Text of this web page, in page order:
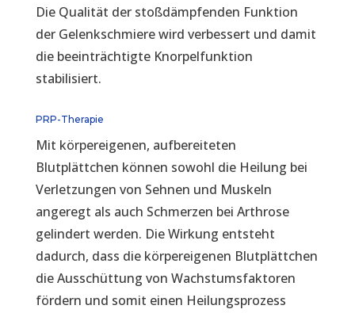
Die Qualität der stoßdämpfenden Funktion
der Gelenkschmiere wird verbessert und damit
die beeinträchtigte Knorpelfunktion
stabilisiert.
PRP-Therapie
Mit körpereigenen, aufbereiteten
Blutplättchen können sowohl die Heilung bei
Verletzungen von Sehnen und Muskeln
angeregt als auch Schmerzen bei Arthrose
gelindert werden. Die Wirkung entsteht
dadurch, dass die körpereigenen Blutplättchen
die Ausschüttung von Wachstumsfaktoren
fördern und somit einen Heilungsprozess